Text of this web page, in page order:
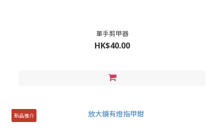
單手剪甲器
HK$40.00
新品推介